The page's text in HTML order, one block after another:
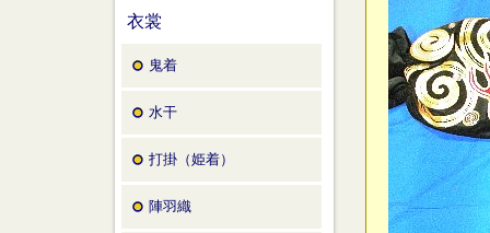
衣裳
鬼着
水干
打掛（姫着）
陣羽織